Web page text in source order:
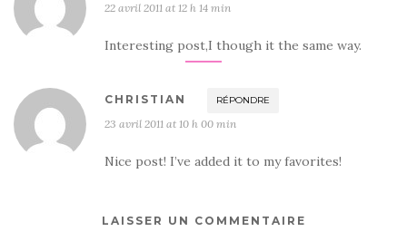
22 avril 2011 at 12 h 14 min
Interesting post,I though it the same way.
CHRISTIAN RÉPONDRE
23 avril 2011 at 10 h 00 min
Nice post! I’ve added it to my favorites!
LAISSER UN COMMENTAIRE